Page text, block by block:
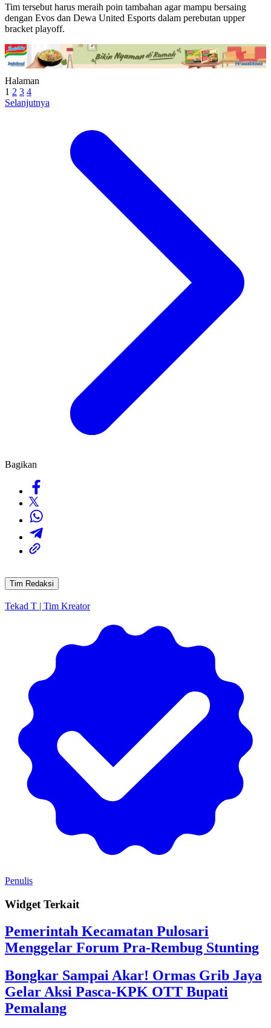
Tim tersebut harus meraih poin tambahan agar mampu bersaing
dengan Evos dan Dewa United Esports dalam perebutan upper
bracket playoff.
Halaman
1 2 3 4
Selanjutnya
Bagikan
Tim Redaksi
Tekad T | Tim Kreator
Penulis
Widget Terkait
Pemerintah Kecamatan Pulosari
Menggelar Forum Pra-Rembug Stunting
Bongkar Sampai Akar! Ormas Grib Jaya
Gelar Aksi Pasca-KPK OTT Bupati
Pemalang